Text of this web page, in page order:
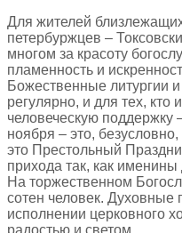
Для жителей
петербуржцев –
многом за красоту
пламенность и
Божественные литургии
регулярно, и для тех, кто
человеческую поддержку
ноября – это,
это Престольный
прихода так, как именины
На торжественном
сотен человек. Духовные
исполнении церковного
радостью и светом.